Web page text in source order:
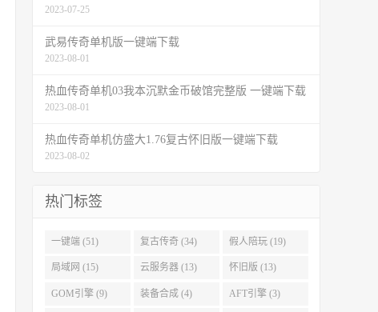
2023-07-25
武易传奇单机版一键端下载
2023-08-01
热血传奇单机03我本沉默金币破馆完整版 一键端下载
2023-08-01
热血传奇单机仿盛大1.76复古怀旧版一键端下载
2023-08-02
热门标签
一键端 (51) 复古传奇 (34) 假人陪玩 (19)
局域网 (15) 云服务器 (13) 怀旧版 (13)
GOM引擎 (9) 装备合成 (4) AFT引擎 (3)